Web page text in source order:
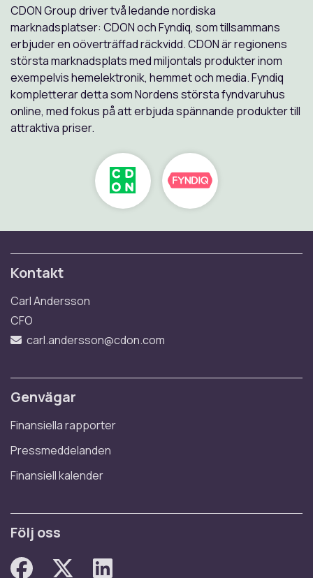
CDON Group driver två ledande nordiska
marknadsplatser: CDON och Fyndiq, som tillsammans
erbjuder en oöverträffad räckvidd. CDON är regionens
största marknadsplats med miljontals produkter inom
exempelvis hemelektronik, hemmet och media. Fyndiq
kompletterar detta som Nordens största fyndvaruhus
online, med fokus på att erbjuda spännande produkter till
attraktiva priser.
Kontakt
Carl Andersson
CFO
carl.andersson@cdon.com
Genvägar
Finansiella rapporter
Pressmeddelanden
Finansiell kalender
Följ oss